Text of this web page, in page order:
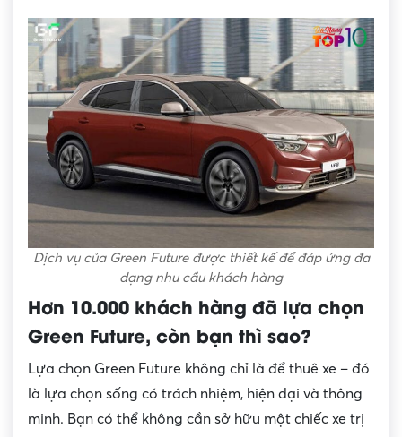
Dịch vụ của Green Future được thiết kế để đáp ứng đa
dạng nhu cầu khách hàng
Hơn 10.000 khách hàng đã lựa chọn
Green Future, còn bạn thì sao?
Lựa chọn Green Future không chỉ là để thuê xe – đó
là lựa chọn sống có trách nhiệm, hiện đại và thông
minh. Bạn có thể không cần sở hữu một chiếc xe trị